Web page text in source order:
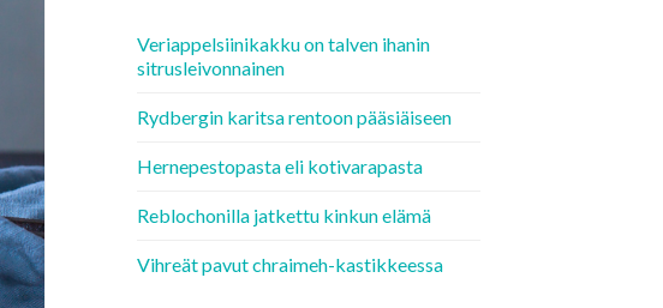
Veriappelsiinikakku on talven ihanin
sitrusleivonnainen
Rydbergin karitsa rentoon pääsiäiseen
Hernepestopasta eli kotivarapasta
Reblochonilla jatkettu kinkun elämä
Vihreät pavut chraimeh-kastikkeessa